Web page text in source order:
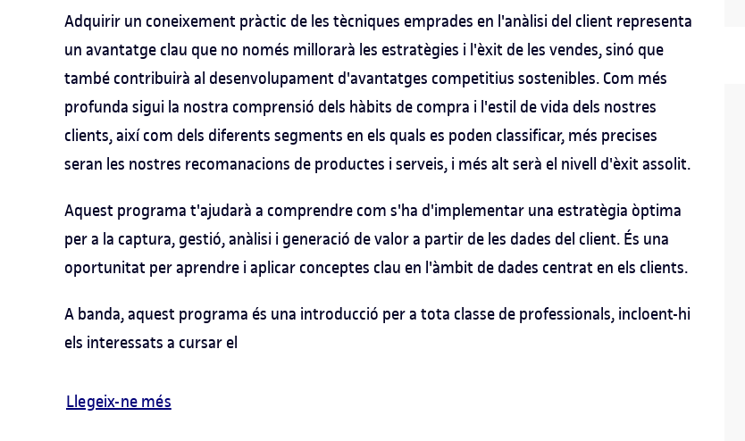
Adquirir un coneixement pràctic de les tècniques emprades en l'anàlisi del client representa
un avantatge clau que no només millorarà les estratègies i l'èxit de les vendes, sinó que
també contribuirà al desenvolupament d'avantatges competitius sostenibles. Com més
profunda sigui la nostra comprensió dels hàbits de compra i l'estil de vida dels nostres
clients, així com dels diferents segments en els quals es poden classificar, més precises
seran les nostres recomanacions de productes i serveis, i més alt serà el nivell d'èxit assolit.
Aquest programa t'ajudarà a comprendre com s'ha d'implementar una estratègia òptima
per a la captura, gestió, anàlisi i generació de valor a partir de les dades del client. És una
oportunitat per aprendre i aplicar conceptes clau en l'àmbit de dades centrat en els clients.
A banda, aquest programa és una introducció per a tota classe de professionals, incloent-hi
els interessats a cursar el
Llegeix-ne més